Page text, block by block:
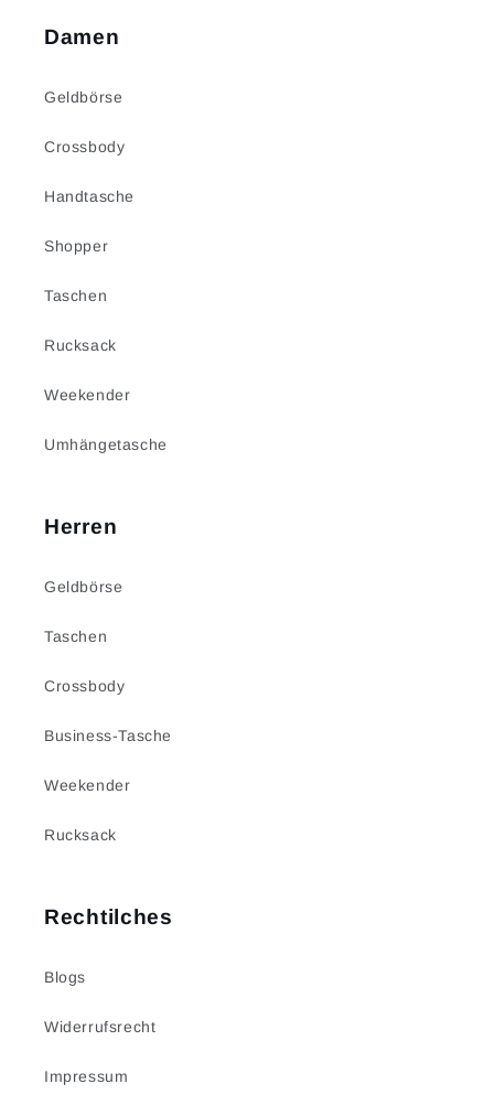
Damen
Geldbörse
Crossbody
Handtasche
Shopper
Taschen
Rucksack
Weekender
Umhängetasche
Herren
Geldbörse
Taschen
Crossbody
Business-Tasche
Weekender
Rucksack
Rechtilches
Blogs
Widerrufsrecht
Impressum